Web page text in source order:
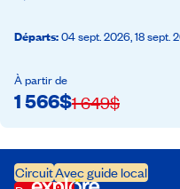
Départs:04 sept. 2026,18 sept.
À partir de
1 649$
1 566$
CircuitAvec guide local